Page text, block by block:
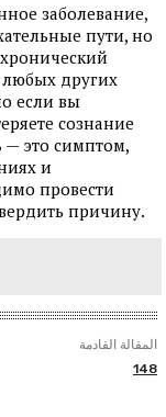
заболевание,
пути, но
других
если вы
сознание
— это симптом,
и
провести
причину.
المقالة القادمة
148